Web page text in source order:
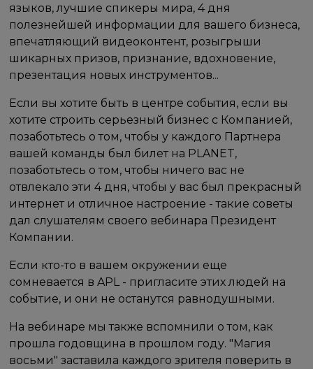
языков, лучшие спикеры мира, 4 дня
полезнейшей информации для вашего бизнеса,
впечатляющий видеоконтент, розыгрыши
шикарных призов, признание, вдохновение,
презентация новых инструментов...
Если вы хотите быть в центре события, если вы
хотите строить серьезный бизнес с Компанией,
позаботьтесь о том, чтобы у каждого Партнера
вашей команды был билет на PLANET,
позаботьтесь о том, чтобы ничего вас не
отвлекало эти 4 дня, чтобы у вас был прекрасный
интернет и отличное настроение - такие советы
дал слушателям своего вебинара Президент
Компании.
Если кто-то в вашем окружении еще
сомневается в APL - пригласите этих людей на
событие, и они не останутся равнодушными.
На вебинаре мы также вспомнили о том, как
прошла годовщина в прошлом году. "Магия
восьми" заставила каждого зрителя поверить в